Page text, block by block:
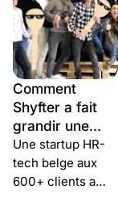
Comment
Shyfter a fait
grandir une
équipe de 10
personnes et
filtré les
Une startup HR-
tech belge aux
600+ clients a